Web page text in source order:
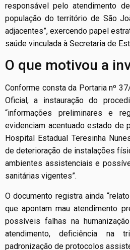
responsável pelo atendimento
população do território de São
adjacentes”, exercendo papel
saúde vinculada à Secretaria de
O que motivou a
Conforme consta da Portaria nº
Oficial, a instauração do
“informações preliminares e
evidenciam acentuado estado de
Hospital Estadual Teresinha
de deterioração de instalações
ambientes assistenciais e
sanitárias vigentes”.
O documento registra ainda
que apontam mau atendimento
possíveis falhas na
atendimento, deficiência na
padronização de protocolos